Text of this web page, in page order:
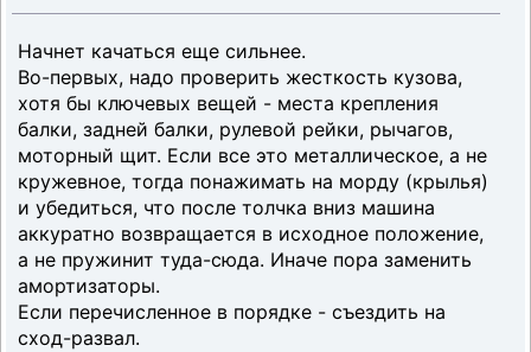
Начнет качаться еще сильнее.
Во-первых, надо проверить жесткость кузова,
хотя бы ключевых вещей - места крепления
балки, задней балки, рулевой рейки, рычагов,
моторный щит. Если все это металлическое, а не
кружевное, тогда понажимать на морду (крылья)
и убедиться, что после толчка вниз машина
аккуратно возвращается в исходное положение,
а не пружинит туда-сюда. Иначе пора заменить
амортизаторы.
Если перечисленное в порядке - съездить на
сход-развал.